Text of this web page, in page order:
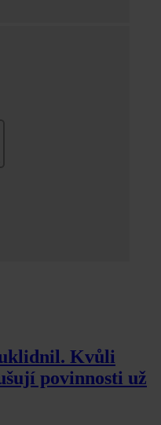
Kvůli
povinnosti už